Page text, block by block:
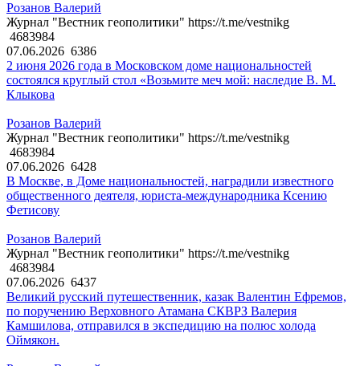
Розанов Валерий
Журнал "Вестник геополитики" https://t.me/vestnikg
4683984
07.06.2026 6386
2 июня 2026 года в Московском доме национальностей
состоялся круглый стол «Возьмите меч мой: наследие В. М.
Клыкова
Розанов Валерий
Журнал "Вестник геополитики" https://t.me/vestnikg
4683984
07.06.2026 6428
В Москве, в Доме национальностей, наградили известного
общественного деятеля, юриста-международника Ксению
Фетисову
Розанов Валерий
Журнал "Вестник геополитики" https://t.me/vestnikg
4683984
07.06.2026 6437
Великий русский путешественник, казак Валентин Ефремов,
по поручению Верховного Атамана СКВРЗ Валерия
Камшилова, отправился в экспедицию на полюс холода
Оймякон.